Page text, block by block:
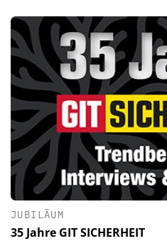
JUBILÄUM
35 Jahre GIT SICHERHEIT